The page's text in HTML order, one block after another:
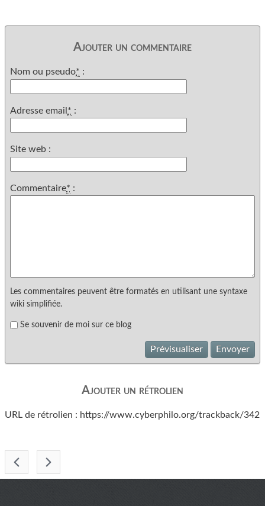
Ajouter un commentaire
Nom ou pseudo* :
Adresse email * :
Site web :
Commentaire* :
Les commentaires peuvent être formatés en utilisant une syntaxe
wiki simplifiée.
Se souvenir de moi sur ce blog
Prévisualiser Envoyer
Ajouter un rétrolien
URL de rétrolien : https://www.cyberphilo.org/trackback/342